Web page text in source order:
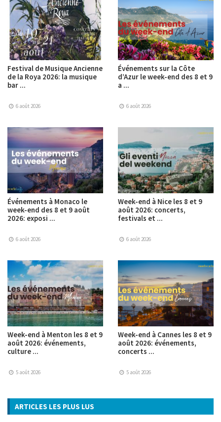
Festival de Musique Ancienne
de la Roya 2026: la musique
bar ...
6 août 2026
Événements sur la Côte
d’Azur le week-end des 8 et 9
a ...
6 août 2026
Événements à Monaco le
week-end des 8 et 9 août
2026: exposi ...
6 août 2026
Week-end à Nice les 8 et 9
août 2026: concerts,
festivals et ...
6 août 2026
Week-end à Menton les 8 et 9
août 2026: événements,
culture ...
5 août 2026
Week-end à Cannes les 8 et 9
août 2026: événements,
concerts ...
5 août 2026
ARTICLES LES PLUS LUS